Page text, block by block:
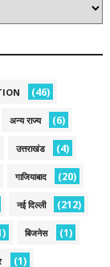
(46)
अन्य राज्य (6)
उत्तराखंड (4)
गाजियाबाद (20)
नई द‍िल्ली (212)
बिजनेस (1)
(1)